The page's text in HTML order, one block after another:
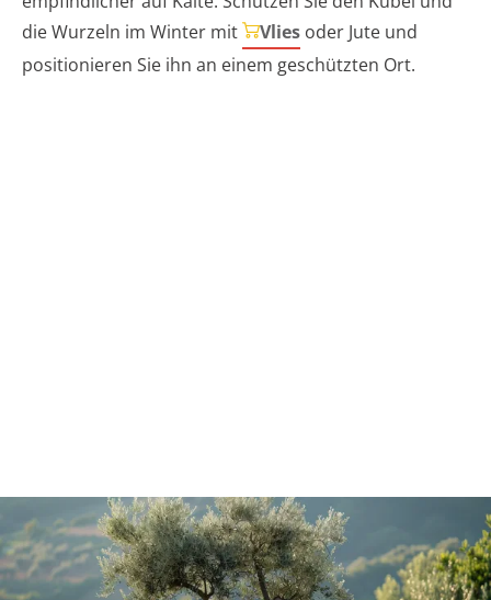
die Wurzeln im Winter mit
Vlies oder Jute und
positionieren Sie ihn an einem geschützten Ort.